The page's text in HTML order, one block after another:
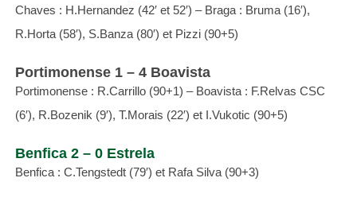
Chaves : H.Hernandez (42′ et 52′) – Braga : Bruma (16′),
R.Horta (58′), S.Banza (80′) et Pizzi (90+5)
Portimonense 1 – 4 Boavista
Portimonense : R.Carrillo (90+1) – Boavista : F.Relvas CSC
(6′), R.Bozenik (9′), T.Morais (22′) et I.Vukotic (90+5)
Benfica 2 – 0 Estrela
Benfica : C.Tengstedt (79′) et Rafa Silva (90+3)